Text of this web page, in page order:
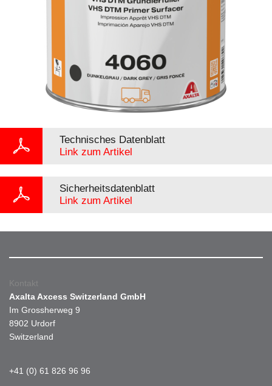
Technisches Datenblatt
Link zum Artikel
Sicherheitsdatenblatt
Link zum Artikel
Kontakt
Axalta Axcess Switzerland GmbH
Im Grossherweg 9
8902 Urdorf
Switzerland
+41 (0) 61 826 96 96